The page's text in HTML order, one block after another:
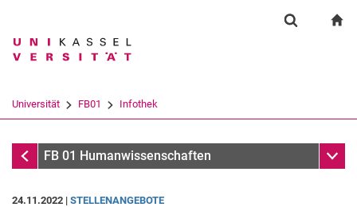
Springe direkt zu: Inhalt
Springe direkt zu: Suche
Springe direkt zu:
Suchbegriff
Suchen (öffnet externen Link in einem
Universität FB01 Infothek
InfothekFB 01 Humanwissenschaften
24.11.2022 | STELLENANGEBOTE